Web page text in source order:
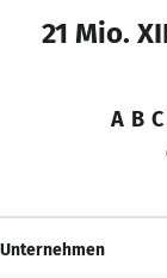
21 Mio.
A B C
Unternehmen